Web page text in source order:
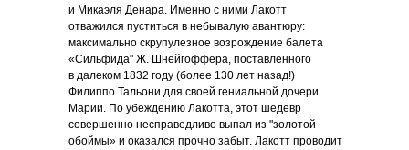
и Микаэля Денара. Именно с ними Лакотт
отважился пуститься в небывалую авантюру:
максимально скрупулезное возрождение балета
«Сильфида" Ж. Шнейгоффера, поставленного
в далеком 1832 году (более 130 лет назад!)
Филиппо Тальони для своей гениальной дочери
Марии. По убеждению Лакотта, этот шедевр
совершенно несправедливо выпал из "золотой
обоймы» и оказался прочно забыт. Лакотт проводит